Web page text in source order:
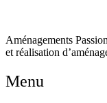
Aménagements
et réalisation
Menu